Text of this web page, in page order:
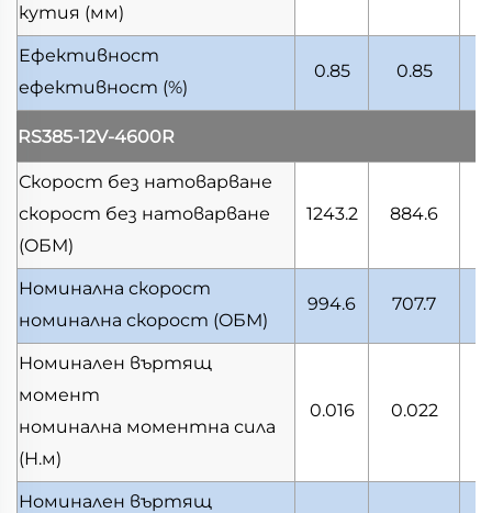
кутия (мм)
Ефективност
ефективност (%)
0.85 0.85
RS385-12V-4600R
Скорост без натоварване
скорост без натоварване
(OБМ)
1243.2 884.6
Номинална скорост
номинална скорост (OБМ)
994.6 707.7
Номинален въртящ
момент
номинална моментна сила
(Н.м)
0.016 0.022
Номинален въртящ